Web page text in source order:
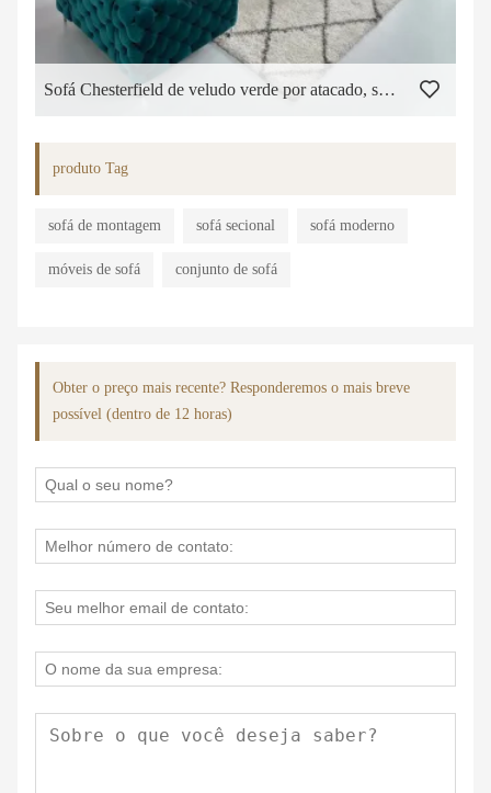
Sofá Chesterfield de veludo verde por atacado, sofá moderno de tecido de luxo, conjunto de sofá doméstico, móveis para sala de estar
produto Tag
sofá de montagem sofá secional sofá moderno
móveis de sofá conjunto de sofá
Obter o preço mais recente? Responderemos o mais breve
possível (dentro de 12 horas)